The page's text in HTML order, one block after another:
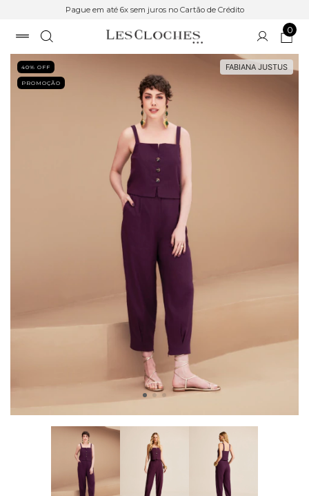
Pague em até 6x sem juros no Cartão de Crédito
0
40% OFF
PROMOÇÃO
FABIANA JUSTUS